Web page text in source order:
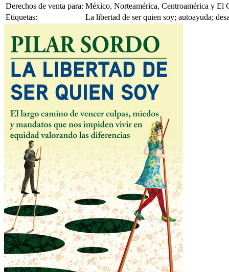
Derechos de venta para: México, Norteamérica, Centroamérica y El
Etiquetas:
La libertad de ser quien soy; autoayuda;